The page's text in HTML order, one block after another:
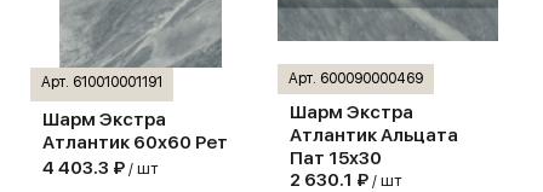
Арт. 610010001191
Шарм Экстра
Атлантик 60х60 Рет
4 403.3 ₽ / шт
Арт. 600090000469
Шарм Экстра
Атлантик Альцата
Пат 15х30
2 630.1 ₽ / шт